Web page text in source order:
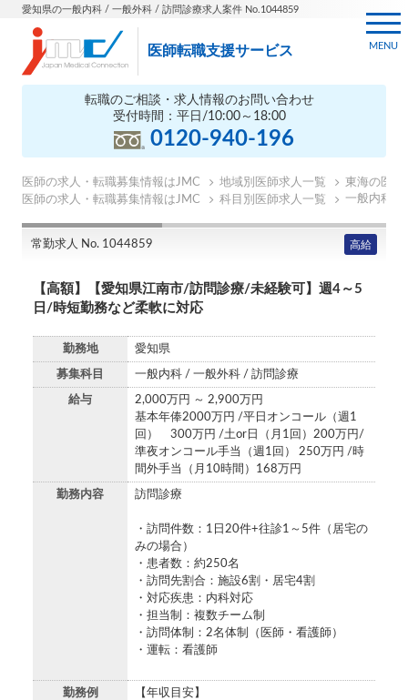
愛知県の一般内科 / 一般外科 / 訪問診療求人案件 No.1044859
医師転職支援サービス
転職のご相談・求人情報のお問い合わせ
受付時間：平日/10:00～18:00
0120-940-196
MENU
医師の求人・転職募集情報はJMC 地域別医師求人一覧
東海の医師
医師の求人・転職募集情報はJMC
科目別医師求人一覧 一般内科の
常勤求人 No. 1044859 高給
【高額】【愛知県江南市/訪問診療/未経験可】週4～5
日/時短勤務など柔軟に対応
勤務地 愛知県
募集科目 一般内科 / 一般外科 / 訪問診療
給与
2,000万円 ～ 2,900万円
基本年俸2000万円 /平日オンコール（週1
回） 300万円 /土or日（月1回）200万円/
準夜オンコール手当（週1回） 250万円 /時
間外手当（月10時間）168万円
勤務内容 訪問診療
・訪問件数：1日20件+往診1～5件（居宅の
みの場合）
・患者数：約250名
・訪問先割合：施設6割・居宅4割
・対応疾患：内科対応
・担当制：複数チーム制
・訪問体制：2名体制（医師・看護師）
・運転：看護師
勤務例
【年収目安】